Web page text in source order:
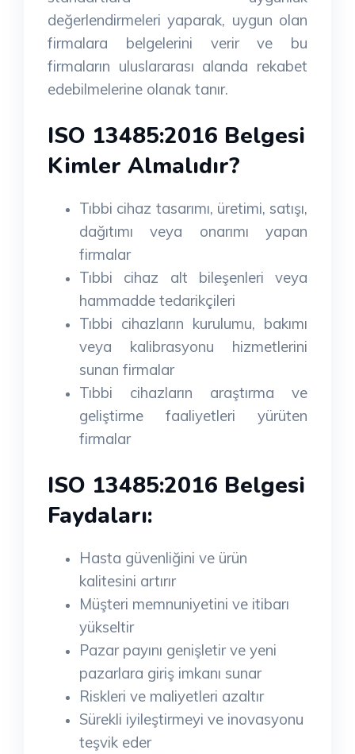
değerlendirmeleri yaparak, uygun olan
firmalara belgelerini verir ve bu
firmaların uluslararası alanda rekabet
edebilmelerine olanak tanır.
ISO 13485:2016 Belgesi
Kimler Almalıdır?
Tıbbi cihaz tasarımı, üretimi, satışı,
dağıtımı veya onarımı yapan
firmalar
Tıbbi cihaz alt bileşenleri veya
hammadde tedarikçileri
Tıbbi cihazların kurulumu, bakımı
veya kalibrasyonu hizmetlerini
sunan firmalar
Tıbbi cihazların araştırma ve
geliştirme faaliyetleri yürüten
firmalar
ISO 13485:2016 Belgesi
Faydaları:
Hasta güvenliğini ve ürün
kalitesini artırır
Müşteri memnuniyetini ve itibarı
yükseltir
Pazar payını genişletir ve yeni
pazarlara giriş imkanı sunar
Riskleri ve maliyetleri azaltır
Sürekli iyileştirmeyi ve inovasyonu
teşvik eder